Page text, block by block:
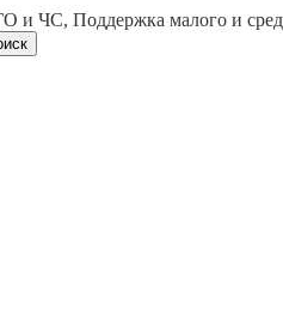
и ЧС, Поддержка малого и